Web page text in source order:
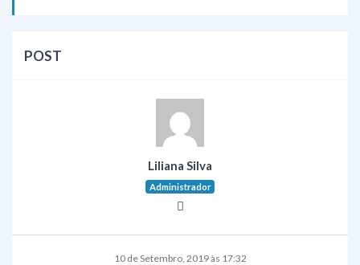
POST
Liliana Silva
Administrador
10 de Setembro, 2019 às 17:32